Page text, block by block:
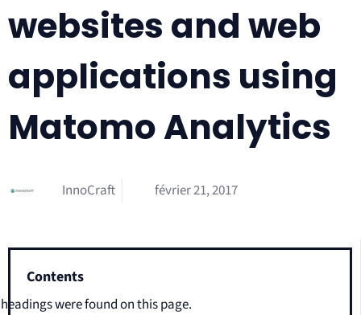
websites and web
applications using
Matomo Analytics
InnoCraft février 21, 2017
Contents
were found on this page.